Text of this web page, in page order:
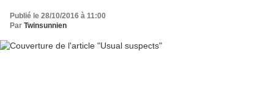
Publié le 28/10/2016 à 11:00
Par Twinsunnien